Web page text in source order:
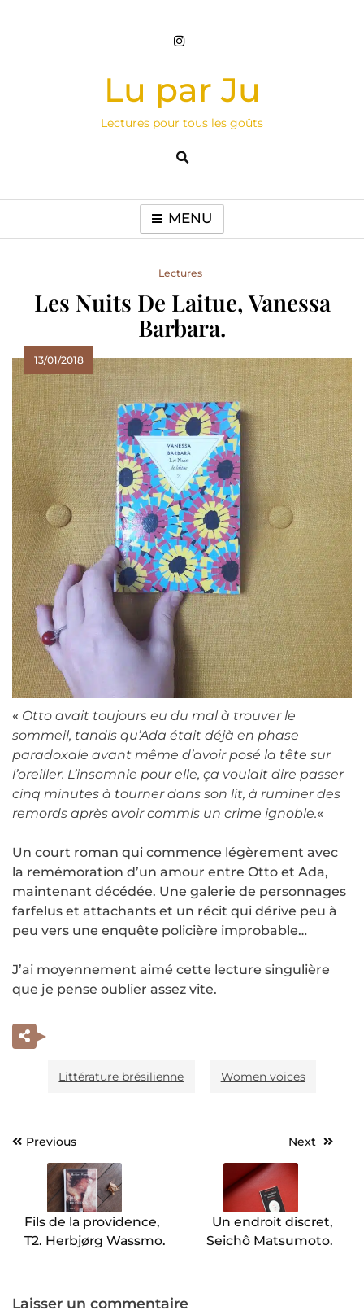
Lu par Ju
Lectures pour tous les goûts
MENU
Lectures
Les Nuits De Laitue, Vanessa
Barbara.
13/01/2018
« Otto avait toujours eu du mal à trouver le
sommeil, tandis qu’Ada était déjà en phase
paradoxale avant même d’avoir posé la tête sur
l’oreiller. L’insomnie pour elle, ça voulait dire passer
cinq minutes à tourner dans son lit, à ruminer des
remords après avoir commis un crime ignoble.«
Un court roman qui commence légèrement avec
la remémoration d’un amour entre Otto et Ada,
maintenant décédée. Une galerie de personnages
farfelus et attachants et un récit qui dérive peu à
peu vers une enquête policière improbable…
J’ai moyennement aimé cette lecture singulière
que je pense oublier assez vite.
Littérature brésilienne Women voices
Navigation
l’article
Previous
Fils de la providence,
T2. Herbjørg Wassmo.
Next
Un endroit discret,
Seichô Matsumoto.
Laisser un commentaire